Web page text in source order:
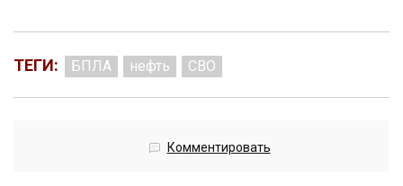
ТЕГИ: БПЛА нефть СВО
Комментировать